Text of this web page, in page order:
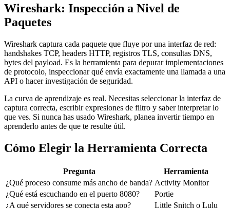
Wireshark: Inspección a Nivel de
Paquetes
Wireshark captura cada paquete que fluye por una interfaz de red:
handshakes TCP, headers HTTP, registros TLS, consultas DNS,
bytes del payload. Es la herramienta para depurar implementaciones
de protocolo, inspeccionar qué envía exactamente una llamada a una
API o hacer investigación de seguridad.
La curva de aprendizaje es real. Necesitas seleccionar la interfaz de
captura correcta, escribir expresiones de filtro y saber interpretar lo
que ves. Si nunca has usado Wireshark, planea invertir tiempo en
aprenderlo antes de que te resulte útil.
Cómo Elegir la Herramienta Correcta
Pregunta
Herramienta
¿Qué proceso consume más ancho de banda? Activity Monitor
¿Qué está escuchando en el puerto 8080?
Portie
¿A qué servidores se conecta esta app?
Little Snitch o Lulu